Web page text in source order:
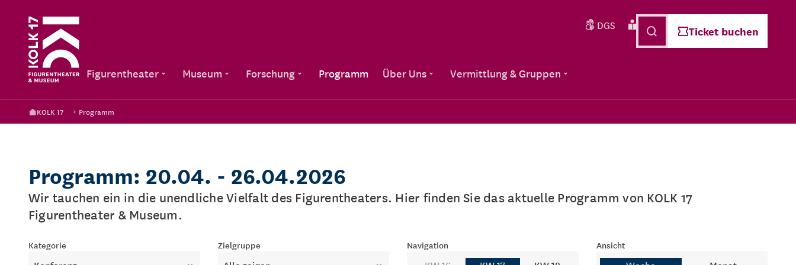
Figurentheater Museum Forschung Programm Über Uns Vermittlung & Gruppen
DGS Leichte Sprache Deutsch
Ticket buchen
KOLK 17 Programm
Programm: 20.04. - 26.04.2026
Wir tauchen ein in die unendliche Vielfalt des Figurentheaters. Hier finden Sie das aktuelle Programm von KOLK 17
Figurentheater & Museum.
Kategorie Zielgruppe Navigation Ansicht